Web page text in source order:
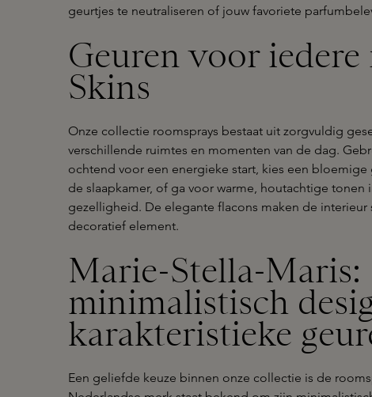
geurtjes te neutraliseren of jouw favoriete
Geuren voor iedere
Skins
Onze collectie roomsprays bestaat uit zorgvuldig
verschillende ruimtes en momenten van de dag.
ochtend voor een energieke start, kies een bloemige
de slaapkamer, of ga voor warme, houtachtige tonen
gezelligheid. De elegante flacons maken de interieur
decoratief element.
Marie-Stella-Maris:
minimalistisch
karakteristieke
Een geliefde keuze binnen onze collectie is de